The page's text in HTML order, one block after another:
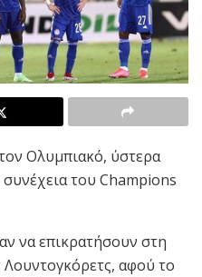
Ολυμπιακό, ύστερα
του Champions
να επικρατήσουν στη
Λουντογκόρετς, αφού το